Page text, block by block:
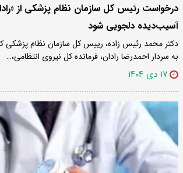
درخواست رئیس کل سازمان نظام پزشکی از
آسیب‌دیده دلجویی شود
دکتر محمد رئیس زاده، رییس کل سازمان نظام پزشکی
به سردار احمدرضا رادان، فرمانده کل نیروی انتظامی،…
۱۷ دی ۱۴۰۴